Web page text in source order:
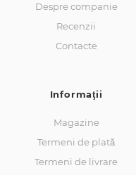
Despre companie
Recenzii
Contacte
Informaţii
Magazine
Termeni de plată
Termeni de livrare